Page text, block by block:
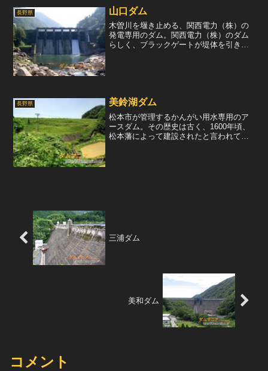
長野県 山口ダム
木曽川を堰き止める、関西電力（株）の
発電専用のダム。関西電力（株）のダム
らしく、ブラックゲートが堤体を引き立
長野県 美鈴湖ダム
松本市が管理するかんがい用水専用のア
ースダム。その歴史は古く、1600年頃、
松本藩によって建設されたと言われてい
三浦ダム
美和ダム
コメント